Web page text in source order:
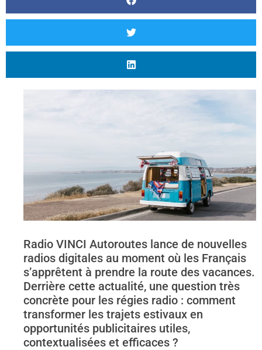
Radio VINCI Autoroutes lance de nouvelles
radios digitales au moment où les Français
s’apprêtent à prendre la route des vacances.
Derrière cette actualité, une question très
concrète pour les régies radio : comment
transformer les trajets estivaux en
opportunités publicitaires utiles,
contextualisées et efficaces ?